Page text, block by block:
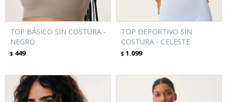
TOP BÁSICO SIN COSTURA -
NEGRO
$ 449
TOP DEPORTIVO SIN
COSTURA - CELESTE
$ 1.099